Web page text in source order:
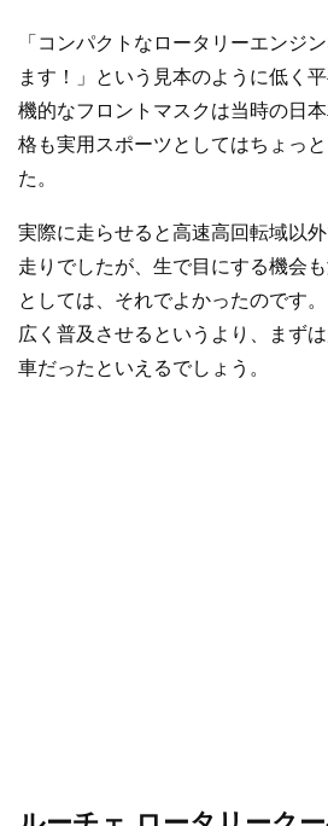
「コンパクトなロータリーエンジ
ます！」という見本のように低く
機的なフロントマスクは当時の日
格も実用スポーツとしてはちょっ
た。
実際に走らせると高速高回転域以
走りでしたが、生で目にする機会
としては、それでよかったのです
広く普及させるというより、まず
車だったといえるでしょう。